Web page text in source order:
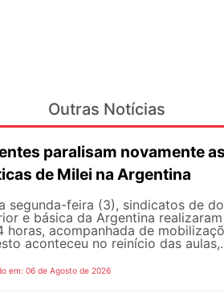
Outras Notícias
paralisam novamente
de Milei na Argentina
segunda-feira (3), sindicatos de
e básica da Argentina
horas, acompanhada de
aconteceu no reinício das
em: 06 de Agosto de 2026